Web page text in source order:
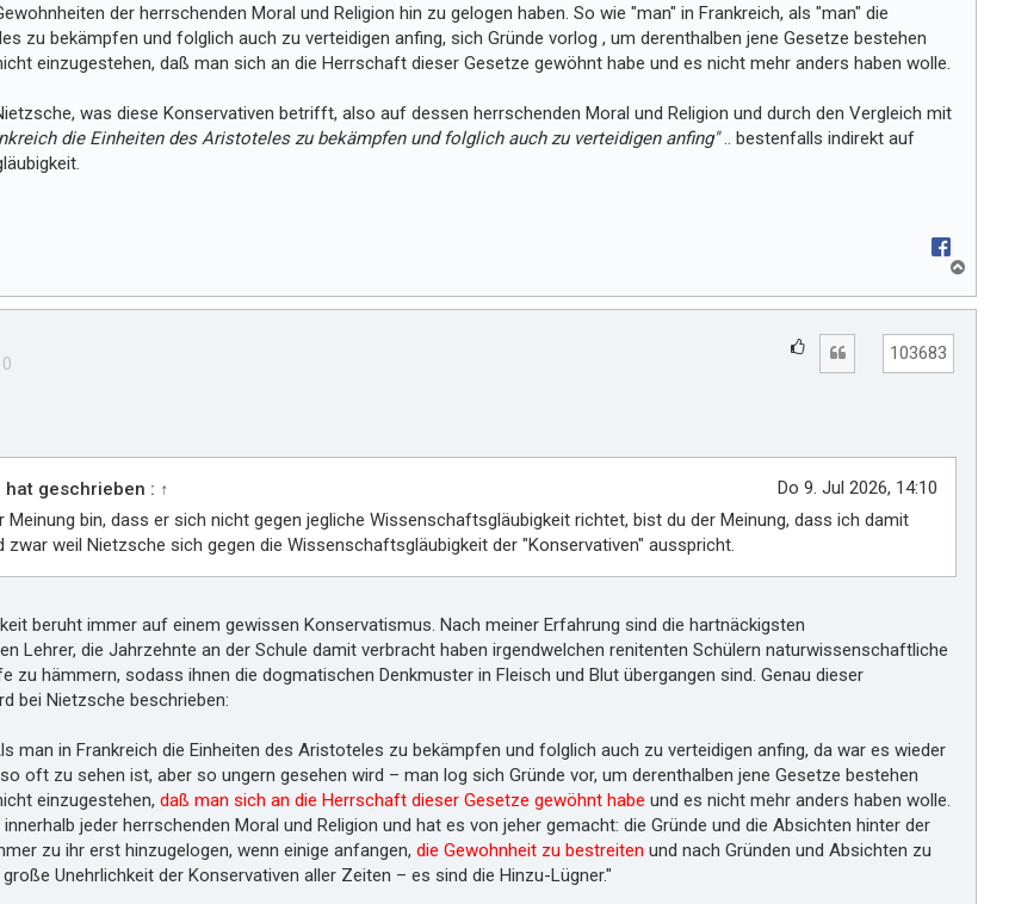
der herrschenden Moral und Religion hin zu gelogen haben. So wie "man" in Frankreich, als "man" die
zu bekämpfen und folglich auch zu verteidigen anfing, sich Gründe vorlog , um derenthalben jene Gesetze bestehen
einzugestehen, daß man sich an die Herrschaft dieser Gesetze gewöhnt habe und es nicht mehr anders haben wolle.
was diese Konservativen betrifft, also auf dessen herrschenden Moral und Religion und durch den Vergleich mit
die Einheiten des Aristoteles zu bekämpfen und folglich auch zu verteidigen anfing" .. bestenfalls indirekt auf
c
l
m
r
103683
hat geschrieben : ↑
Do 9. Jul 2026, 14:10
Meinung bin, dass er sich nicht gegen jegliche Wissenschaftsgläubigkeit richtet, bist du der Meinung, dass ich damit
zwar weil Nietzsche sich gegen die Wissenschaftsgläubigkeit der "Konservativen" ausspricht.
beruht immer auf einem gewissen Konservatismus. Nach meiner Erfahrung sind die hartnäckigsten
Lehrer, die Jahrzehnte an der Schule damit verbracht haben irgendwelchen renitenten Schülern naturwissenschaftliche
zu hämmern, sodass ihnen die dogmatischen Denkmuster in Fleisch und Blut übergangen sind. Genau dieser
bei Nietzsche beschrieben:
man in Frankreich die Einheiten des Aristoteles zu bekämpfen und folglich auch zu verteidigen anfing, da war es wieder
oft zu sehen ist, aber so ungern gesehen wird – man log sich Gründe vor, um derenthalben jene Gesetze bestehen
einzugestehen, daß man sich an die Herrschaft dieser Gesetze gewöhnt habe und es nicht mehr anders haben wolle.
jeder herrschenden Moral und Religion und hat es von jeher gemacht: die Gründe und die Absichten hinter der
zu ihr erst hinzugelogen, wenn einige anfangen, die Gewohnheit zu bestreiten und nach Gründen und Absichten zu
Unehrlichkeit der Konservativen aller Zeiten – es sind die Hinzu-Lügner."